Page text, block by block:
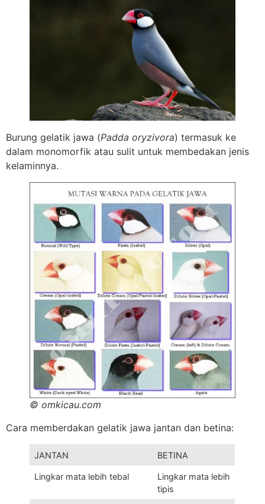
Burung gelatik jawa (Padda oryzivora) termasuk ke
dalam monomorfik atau sulit untuk membedakan jenis
kelaminnya.
© omkicau.com
Cara memberdakan gelatik jawa jantan dan betina:
JANTAN BETINA
Lingkar mata lebih tebal
Lingkar mata lebih
tipis